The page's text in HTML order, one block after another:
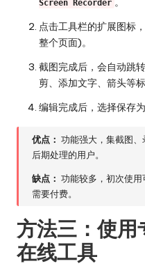
Screen Recorder
点击工具栏的扩展图标
整个页面)。
截图完成后，会自动跳
剪、添加文字、箭头等标
编辑完成后，选择保存
优点： 功能强大，集截图
后期处理的用户。
缺点： 功能较多，初次使
需要付费。
方法三：使
在线工具